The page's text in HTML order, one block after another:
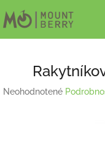
na
obsah
Priemerné
Neohodnotené